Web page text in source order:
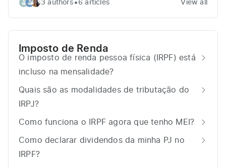
3 authors • 6 articles View all
Imposto de Renda
O imposto de renda pessoa física (IRPF) está
incluso na mensalidade?
Quais são as modalidades de tributação do
IRPJ?
Como funciona o IRPF agora que tenho MEI?
Como declarar dividendos da minha PJ no
IRPF?